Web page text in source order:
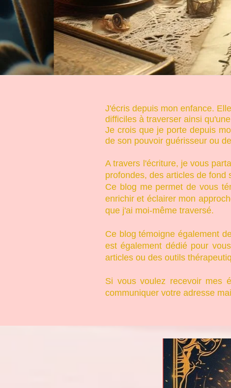
J'écris depuis mon enfance.
difficiles à traverser ainsi
Je crois que je porte depuis
de son pouvoir guérisseur ou
A travers l'écriture, je vous
profondes, des articles de fond
Ce blog me permet de vous
enrichir et éclairer mon
que j'ai moi-même traversé.
Ce blog témoigne également
est également dédié pour
articles ou des outils
Si vous voulez recevoir mes
communiquer votre adresse